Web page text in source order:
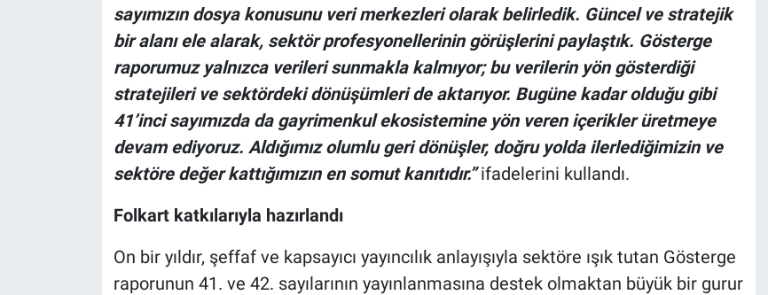
sayımızın dosya konusunu veri merkezleri olarak belirledik. Güncel ve stratejik
bir alanı ele alarak, sektör profesyonellerinin görüşlerini paylaştık. Gösterge
raporumuz yalnızca verileri sunmakla kalmıyor; bu verilerin yön gösterdiği
stratejileri ve sektördeki dönüşümleri de aktarıyor. Bugüne kadar olduğu gibi
41’inci sayımızda da gayrimenkul ekosistemine yön veren içerikler üretmeye
devam ediyoruz. Aldığımız olumlu geri dönüşler, doğru yolda ilerlediğimizin ve
sektöre değer kattığımızın en somut kanıtıdır.”ifadelerini kullandı.
Folkart katkılarıyla hazırlandı
On bir yıldır, şeffaf ve kapsayıcı yayıncılık anlayışıyla sektöre ışık tutan Gösterge
raporunun 41. ve 42. sayılarının yayınlanmasına destek olmaktan büyük bir gurur